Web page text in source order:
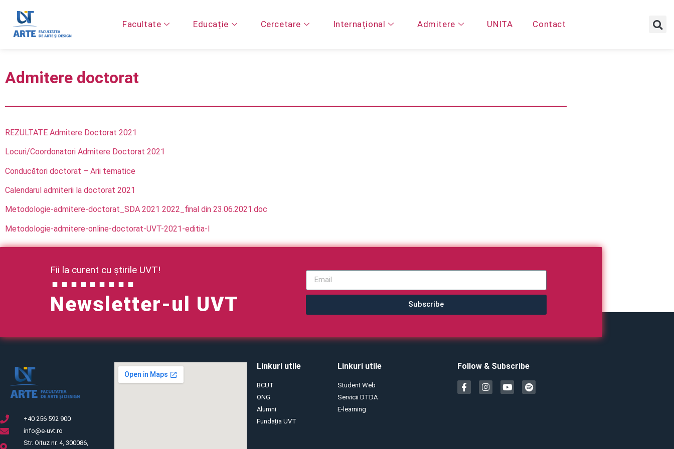
Facultate Educație Cercetare Internațional Admitere UNITA Contact
Admitere doctorat
REZULTATE Admitere Doctorat 2021
Locuri/Coordonatori Admitere Doctorat 2021
Conducători doctorat – Arii tematice
Calendarul admiterii la doctorat 2021
Metodologie-admitere-doctorat_SDA 2021 2022_final din 23.06.2021.doc
Metodologie-admitere-online-doctorat-UVT-2021-editia-I
Fii la curent cu știrile UVT!
Newsletter-ul UVT Subscribe
+40 256 592 900
info@e-uvt.ro
Str. Oituz nr. 4, 300086,
Linkuri utile
BCUT
ONG
Alumni
Fundația UVT
Linkuri utile
Student Web
Servicii DTDA
E-learning
Follow & Subscribe